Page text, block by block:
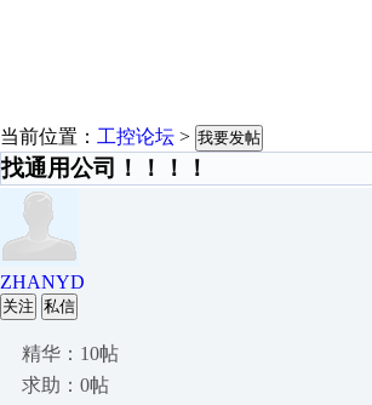
当前位置： 工控论坛 > 我要发帖
找通用公司！！！！
ZHANYD
关注 私信
精华：10帖
求助：0帖